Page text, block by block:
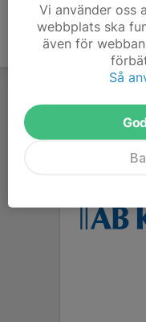
Vi använder oss
webbplats ska
även för
Så